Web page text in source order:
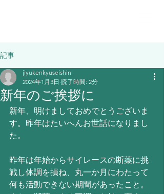
記事
新年のご挨拶に
jiyukenkyuseishin
2024年1月3日 読了時間: 2分
新年、明けましておめでとうございま
す。昨年はたいへんお世話になりまし
た。
昨年は年始からサイレースの断薬に挑
戦し体調を損ね、丸一か月にわたって
何も活動できない期間があったこと。